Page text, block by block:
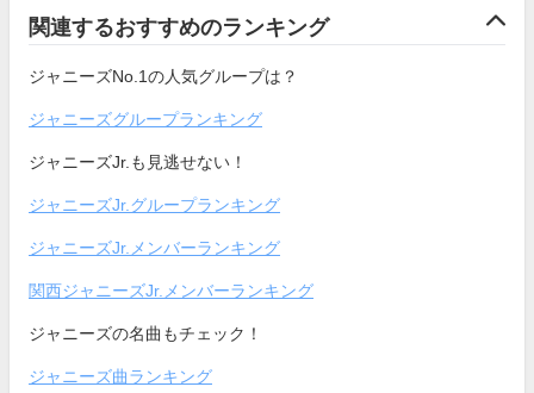
関連するおすすめのランキング
ジャニーズNo.1の人気グループは？
ジャニーズグループランキング
ジャニーズJr.も見逃せない！
ジャニーズJr.グループランキング
ジャニーズJr.メンバーランキング
関西ジャニーズJr.メンバーランキング
ジャニーズの名曲もチェック！
ジャニーズ曲ランキング